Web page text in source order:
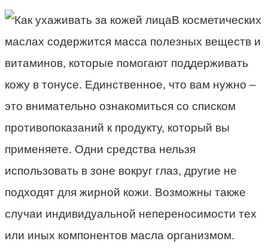
В косметических
маслах содержится масса полезных веществ и
витаминов, которые помогают поддерживать
кожу в тонусе. Единственное, что вам нужно –
это внимательно ознакомиться со списком
противопоказаний к продукту, который вы
применяете. Одни средства нельзя
использовать в зоне вокруг глаз, другие не
подходят для жирной кожи. Возможны также
случаи индивидуальной непереносимости тех
или иных компонентов масла организмом.